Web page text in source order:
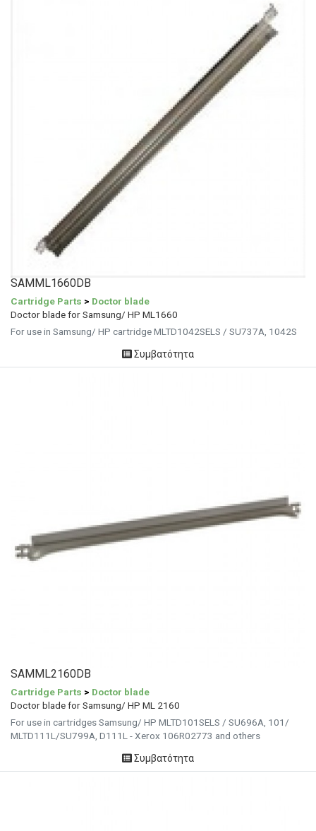
SAMML1660DB
Cartridge Parts > Doctor blade
Doctor blade for Samsung/ HP ML1660
For use in Samsung/ HP cartridge MLTD1042SELS / SU737A, 1042S
Συμβατότητα
SAMML2160DB
Cartridge Parts > Doctor blade
Doctor blade for Samsung/ HP ML 2160
For use in cartridges Samsung/ HP MLTD101SELS / SU696A, 101/
MLTD111L/SU799A, D111L - Xerox 106R02773 and others
Συμβατότητα